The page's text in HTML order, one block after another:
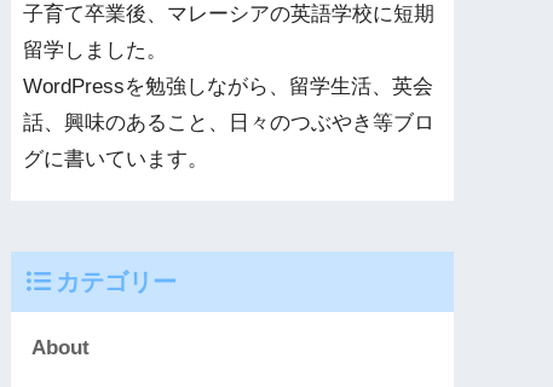
子育て卒業後、マレーシアの英語学校に短期
留学しました。
WordPressを勉強しながら、留学生活、英会
話、興味のあること、日々のつぶやき等ブロ
グに書いています。
カテゴリー
About